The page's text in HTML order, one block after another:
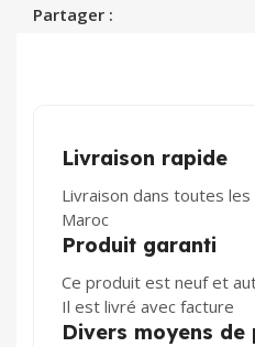
Partager :
Livraison rapide
Livraison dans toutes
Maroc
Produit garanti
Ce produit est neuf et
Il est livré avec facture
Divers moyens de